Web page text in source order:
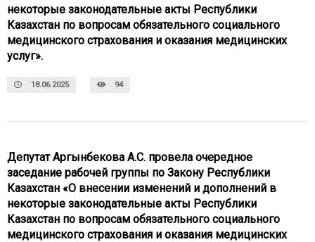
некоторые законодательные акты Республики
Казахстан по вопросам обязательного социального
медицинского страхования и оказания медицинских
услуг».
18.06.2025 94
Депутат Аргынбекова А.С. провела очередное
заседание рабочей группы по Закону Республики
Казахстан «О внесении изменений и дополнений в
некоторые законодательные акты Республики
Казахстан по вопросам обязательного социального
медицинского страхования и оказания медицинских